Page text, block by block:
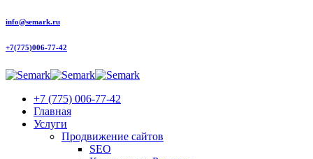
info@semark.ru
+7(775)006-77-42
+7 (775) 006-77-42
Главная
Услуги
Продвижение сайтов
SEO